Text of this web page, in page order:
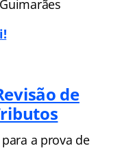
de
a prova de